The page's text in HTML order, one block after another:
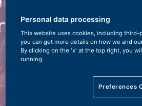
Personal data processing
This website uses cookies, including third-
you can get more details on how we and
By clicking on the 'x' at the top right, you
running.
Preferences